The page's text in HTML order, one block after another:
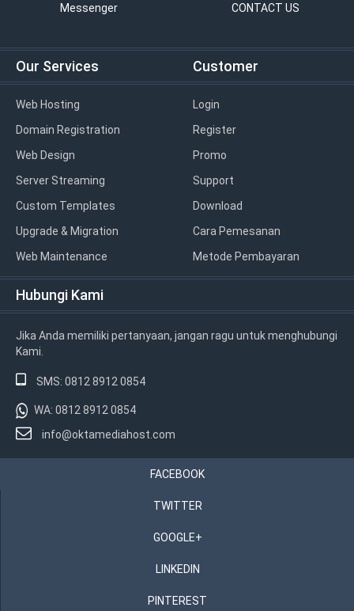
Messenger CONTACT US
Our Services
Web Hosting
Domain Registration
Web Design
Server Streaming
Custom Templates
Upgrade & Migration
Web Maintenance
Customer
Login
Register
Promo
Support
Download
Cara Pemesanan
Metode Pembayaran
Hubungi Kami
Jika Anda memiliki pertanyaan, jangan ragu untuk menghubungi
Kami.
SMS: 0812 8912 0854
WA: 0812 8912 0854
info@oktamediahost.com
FACEBOOK
TWITTER
GOOGLE+
LINKEDIN
PINTEREST